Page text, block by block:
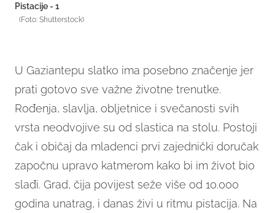
Pistacije - 1
(Foto: Shutterstock)
U Gaziantepu slatko ima posebno značenje jer
prati gotovo sve važne životne trenutke.
Rođenja, slavlja, obljetnice i svečanosti svih
vrsta neodvojive su od slastica na stolu. Postoji
čak i običaj da mladenci prvi zajednički doručak
započnu upravo katmerom kako bi im život bio
slađi. Grad, čija povijest seže više od 10.000
godina unatrag, i danas živi u ritmu pistacija. Na